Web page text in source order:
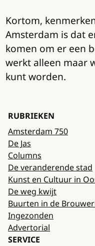
Kortom,
Amsterdam is dat
komen om er een
werkt alleen maar
kunt worden.
RUBRIEKEN
Amsterdam 750
De Jas
Columns
De veranderende stad
Kunst en Cultuur in
De weg kwijt
Buurten in de
Ingezonden
Advertorial
SERVICE